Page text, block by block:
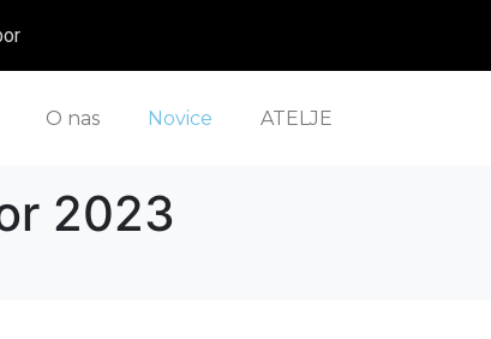
O nas Novice ATELJE
2023